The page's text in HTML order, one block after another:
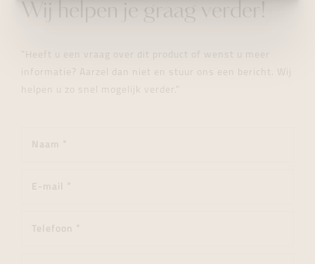
Wij helpen je graag verder!
"Heeft u een vraag over dit product of wenst u meer
informatie? Aarzel dan niet en stuur ons een bericht. Wij
helpen u zo snel mogelijk verder."